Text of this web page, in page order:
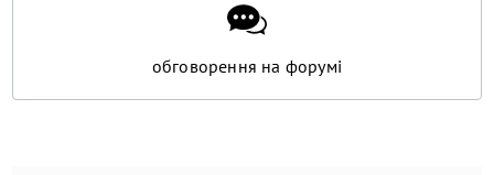
обговорення на форумі